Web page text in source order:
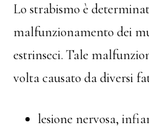
Lo strabismo è
malfunzionamento dei
estrinseci. Tale
volta causato da diversi
lesione nervosa,